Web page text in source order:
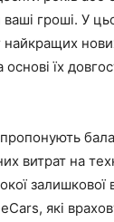
гроші. У
їх
витрат на
залишкової
які